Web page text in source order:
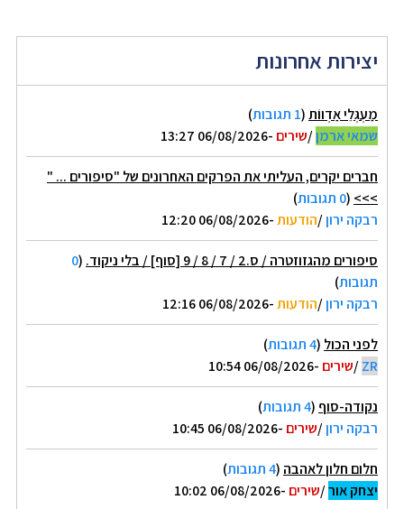
יצירות אחרונות
מַעְגְּלֵי אַדְווֹת(1 תגובות
)
שמאי ארמן/שירים -06/08/2026 13:27
חברים יקרים, העליתי את הפרקים האחרונים של "סיפורים ... "
>>>
(0 תגובות
)
רבקה ירון/הודעות-06/08/2026 12:20
סיפורים מהגזוזטרה / ס.2 / 7 / 8 / 9 [סוף] / בלי ניקוד. (
0
תגובות)
רבקה ירון/הודעות-06/08/2026 12:16
לפני הכול (4 תגובות
)
ZR
/שירים -06/08/2026 10:54
נקודה-סוף (4 תגובות
)
רבקה ירון/שירים -06/08/2026 10:45
חלום חלון לאהבה (4 תגובות
)
יצחק אור/שירים -06/08/2026 10:02